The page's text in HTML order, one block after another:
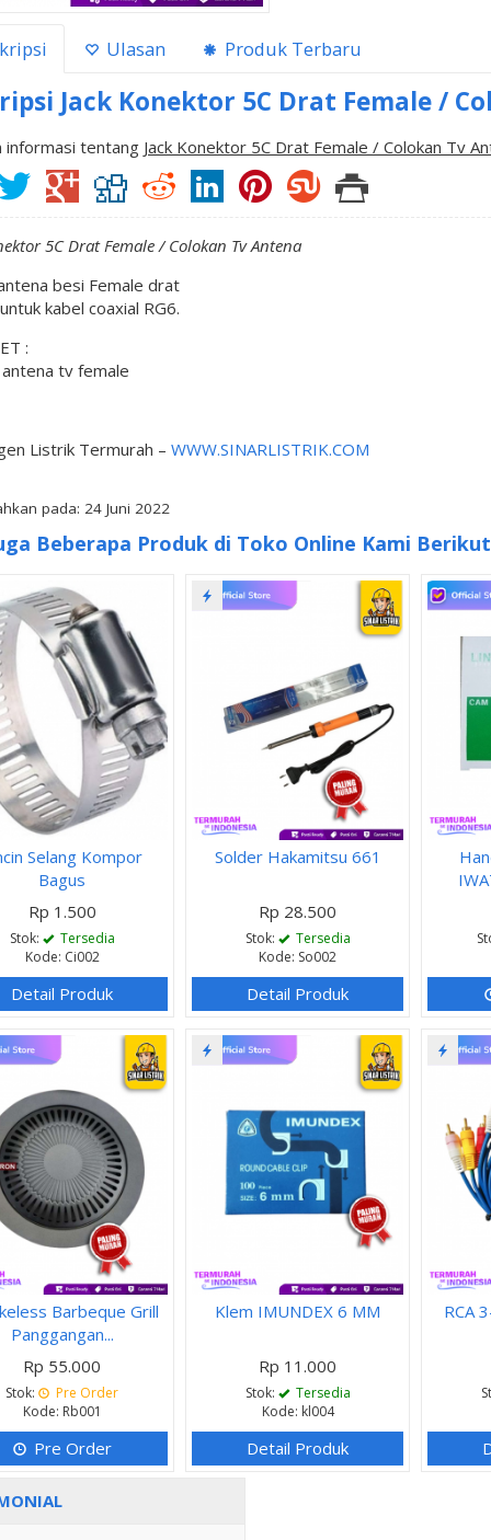
Ulasan Produk Terbaru
Jack Konektor 5C Drat Female /
informasi tentang Jack Konektor 5C Drat Female / Colokan Tv
5C Drat Female / Colokan Tv Antena
besi Female drat
kabel coaxial RG6.
:
tv female
Listrik Termurah – WWW.SINARLISTRIK.COM
pada: 24 Juni 2022
Beberapa Produk di Toko Online Kami
Selang Kompor
Bagus
Rp 1.500
Stok:
Tersedia
Kode: Ci002
Detail Produk
Solder Hakamitsu 661
Rp 28.500
Stok:
Tersedia
Kode: So002
Detail Produk
Barbeque Grill
Panggangan...
Rp 55.000
Stok:
Pre Order
Kode: Rb001
Pre Order
Klem IMUNDEX 6 MM
Rp 11.000
Stok:
Tersedia
Kode: kl004
Detail Produk
RCA